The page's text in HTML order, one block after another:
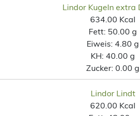
Lindor Kugeln extra
634.00 Kcal
Fett: 50.00 g
Eiweis: 4.80 g
KH: 40.00 g
Zucker: 0.00 g
Lindor Lindt
620.00 Kcal